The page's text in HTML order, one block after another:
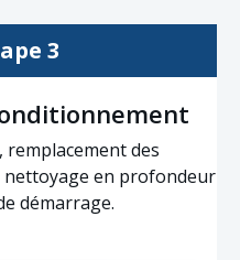
3
des
nettoyage en profondeur
démarrage.